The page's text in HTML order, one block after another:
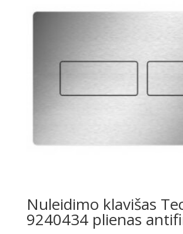
Nuleidimo klavišas
9240434 plienas